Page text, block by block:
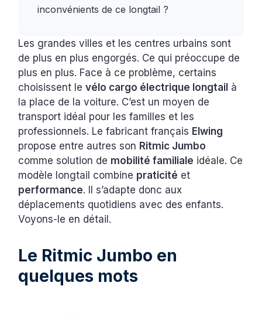
inconvénients de ce longtail ?
Les grandes villes et les centres urbains sont
de plus en plus engorgés. Ce qui préoccupe de
plus en plus. Face à ce problème, certains
choisissent levélo cargo électrique longtail à
la place de la voiture. C’est un moyen de
transport idéal pour les familles et les
professionnels. Le fabricant français Elwing
propose entre autres son Ritmic Jumbo
comme solution de mobilité familiale idéale. Ce
modèle longtail combine praticité et
performance. Il s’adapte donc aux
déplacements quotidiens avec des enfants.
Voyons-le en détail.
Le Ritmic Jumbo en
quelques mots